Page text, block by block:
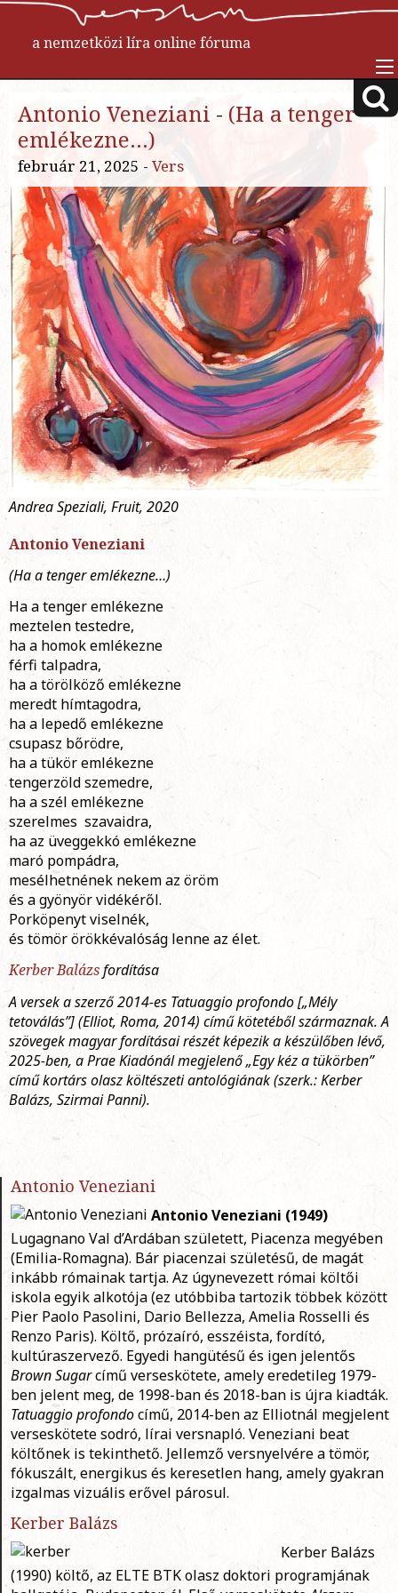
a nemzetközi líra online fóruma
Antonio Veneziani - (Ha a tenger
emlékezne…)
február 21, 2025 - Vers
Andrea Speziali, Fruit, 2020
Antonio Veneziani
(Ha a tenger emlékezne…)
Ha a tenger emlékezne
meztelen testedre,
ha a homok emlékezne
férfi talpadra,
ha a törölköző emlékezne
meredt hímtagodra,
ha a lepedő emlékezne
csupasz bőrödre,
ha a tükör emlékezne
tengerzöld szemedre,
ha a szél emlékezne
szerelmes szavaidra,
ha az üveggekkó emlékezne
maró pompádra,
mesélhetnének nekem az öröm
és a gyönyör vidékéről.
Porköpenyt viselnék,
és tömör örökkévalóság lenne az élet.
Kerber Balázsfordítása
A versek a szerző 2014-es Tatuaggio profondo [„Mély
tetoválás”] (Elliot, Roma, 2014) című kötetéből származnak. A
szövegek magyar fordításai részét képezik a készülőben lévő,
2025-ben, a Prae Kiadónál megjelenő „Egy kéz a tükörben”
című kortárs olasz költészeti antológiának (szerk.: Kerber
Balázs, Szirmai Panni).
Antonio Veneziani
Antonio Veneziani (1949)
Lugagnano Val d’Ardában született, Piacenza megyében
(Emilia-Romagna). Bár piacenzai születésű, de magát
inkább rómainak tartja. Az úgynevezett római költői
iskola egyik alkotója (ez utóbbiba tartozik többek között
Pier Paolo Pasolini, Dario Bellezza, Amelia Rosselli és
Renzo Paris). Költő, prózaíró, esszéista, fordító,
kultúraszervező. Egyedi hangütésű és igen jelentős
Brown Sugarcímű verseskötete, amely eredetileg 1979-
ben jelent meg, de 1998-ban és 2018-ban is újra kiadták.
Tatuaggio profondocímű, 2014-ben az Elliotnál megjelent
verseskötete sodró, lírai versnapló. Veneziani beat
költőnek is tekinthető. Jellemző versnyelvére a tömör,
fókuszált, energikus és keresetlen hang, amely gyakran
izgalmas vizuális erővel párosul.
Kerber Balázs
Kerber Balázs
(1990) költő, az ELTE BTK olasz doktori programjának